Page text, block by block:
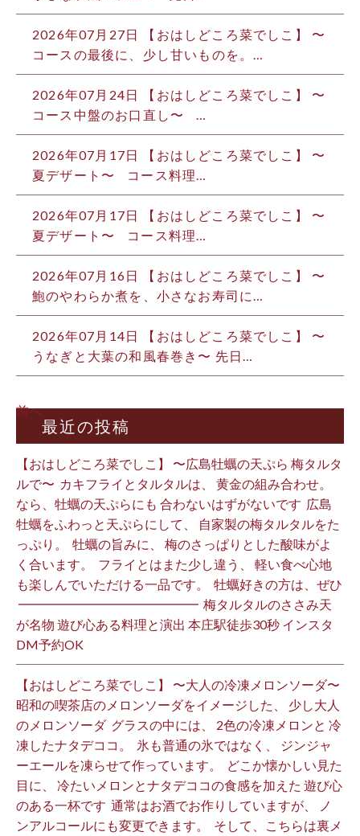
2026年07月27日 【おはしどころ菜でしこ】 〜
コースの最後に、少し甘いものを。…
2026年07月24日 【おはしどころ菜でしこ】 〜
コース中盤のお口直し〜 ⁡ ⁡ …
2026年07月17日 【おはしどころ菜でしこ】 〜
夏デザート〜 ⁡ ⁡ コース料理…
2026年07月17日 【おはしどころ菜でしこ】 〜
夏デザート〜 ⁡ ⁡ コース料理…
2026年07月16日 【おはしどころ菜でしこ】 〜
鮑のやわらか煮を、小さなお寿司に…
2026年07月14日 【おはしどころ菜でしこ】 〜
うなぎと大葉の和風春巻き〜 先日…
前へ
最近の投稿
【おはしどころ菜でしこ】 〜広島牡蠣の天ぷら 梅タルタ
ルで〜 ⁡ カキフライとタルタルは、 黄金の組み合わせ。 ⁡
なら、牡蠣の天ぷらにも 合わないはずがないです ⁡ 広島
牡蠣をふわっと天ぷらにして、 自家製の梅タルタルをた
っぷり。 ⁡ 牡蠣の旨みに、 梅のさっぱりとした酸味がよ
く合います。 ⁡ フライとはまた少し違う、 軽い食べ心地
も楽しんでいただける一品です。 ⁡ 牡蠣好きの方は、ぜひ
⁡ ━━━━━━━━━━━━━━ ⁡ 梅タルタルのささみ天
が名物 遊び心ある料理と演出 本庄駅徒歩30秒 インスタ
DM予約OK ⁡
【おはしどころ菜でしこ】 〜大人の冷凍メロンソーダ〜 ⁡
昭和の喫茶店のメロンソーダをイメージした、 少し大人
のメロンソーダ ⁡ グラスの中には、 2色の冷凍メロンと 冷
凍したナタデココ。 ⁡ 氷も普通の氷ではなく、 ジンジャ
ーエールを凍らせて作っています。 ⁡ どこか懐かしい見た
目に、 冷たいメロンとナタデココの食感を加えた 遊び心
のある一杯です ⁡ 通常はお酒でお作りしていますが、 ノ
ンアルコールにも変更できます。 ⁡ そして、こちらは裏メ